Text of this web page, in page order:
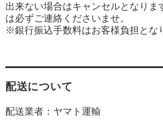
出来ない場合はキャンセルとなりま
は必ずご連絡くださいませ。
※銀行振込手数料はお客様負担とな
配送について
配送業者：ヤマト運輸